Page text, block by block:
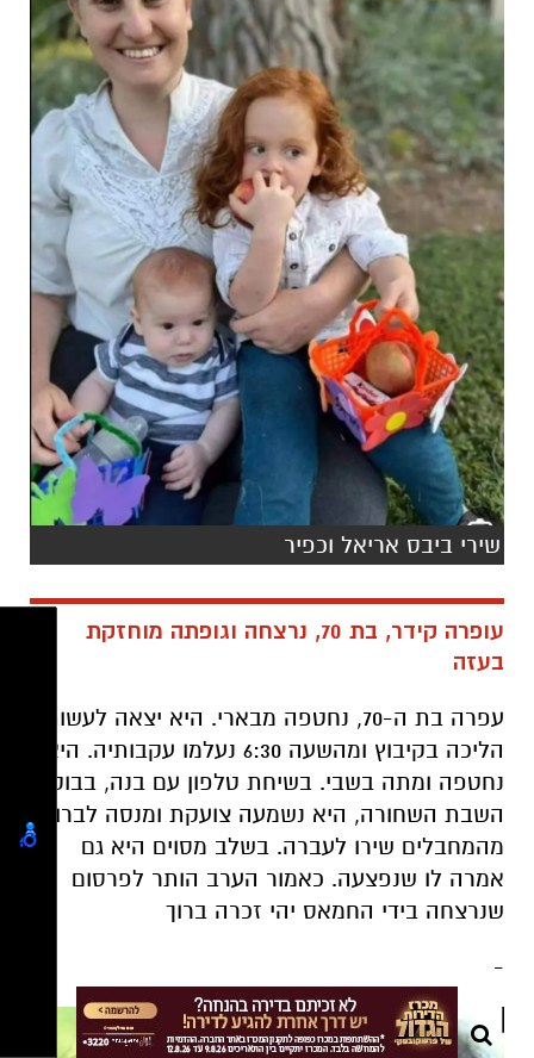
שירי ביבס אריאל וכפיר
עופרה קידר, בת 70, נרצחה וגופתה מוחזקת
בעזה
עפרה בת ה-70, נחטפה מבארי. היא יצאה לעשות
הליכה בקיבוץ ומהשעה 6:30 נעלמו עקבותיה. היא
נחטפה ומתה בשבי. בשיחת טלפון עם בנה, בבוקר
השבת השחורה, היא נשמעה צועקת ומנסה לברוח
מהמחבלים שירו לעברה. בשלב מסוים היא גם
אמרה לו שנפצעה. כאמור הערב הותר לפרסום
שנרצחה בידי החמאס יהי זכרה ברוך
-